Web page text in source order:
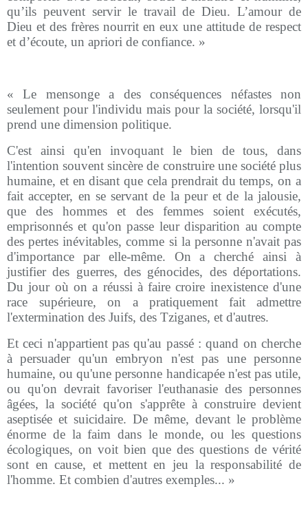
qu’ils peuvent servir le travail de Dieu. L’amour de
Dieu et des frères nourrit en eux une attitude de respect
et d’écoute, un apriori de confiance. »
« Le mensonge a des conséquences néfastes non
seulement pour l'individu mais pour la société, lorsqu'il
prend une dimension politique.
C'est ainsi qu'en invoquant le bien de tous, dans
l'intention souvent sincère de construire une société plus
humaine, et en disant que cela prendrait du temps, on a
fait accepter, en se servant de la peur et de la jalousie,
que des hommes et des femmes soient exécutés,
emprisonnés et qu'on passe leur disparition au compte
des pertes inévitables, comme si la personne n'avait pas
d'importance par elle-même. On a cherché ainsi à
justifier des guerres, des génocides, des déportations.
Du jour où on a réussi à faire croire inexistence d'une
race supérieure, on a pratiquement
fait admettre
l'extermination des Juifs, des Tziganes, et d'autres.
Et ceci n'appartient pas qu'au passé : quand on cherche
à persuader qu'un embryon n'est pas une personne
humaine, ou qu'une personne handicapée n'est pas utile,
ou qu'on devrait favoriser l'euthanasie des personnes
âgées, la société qu'on s'apprête à construire devient
aseptisée et suicidaire. De même, devant le problème
énorme de la faim dans le monde, ou les questions
écologiques, on voit bien que des questions de vérité
sont en cause, et mettent en jeu la responsabilité de
l'homme. Et combien d'autres exemples... »